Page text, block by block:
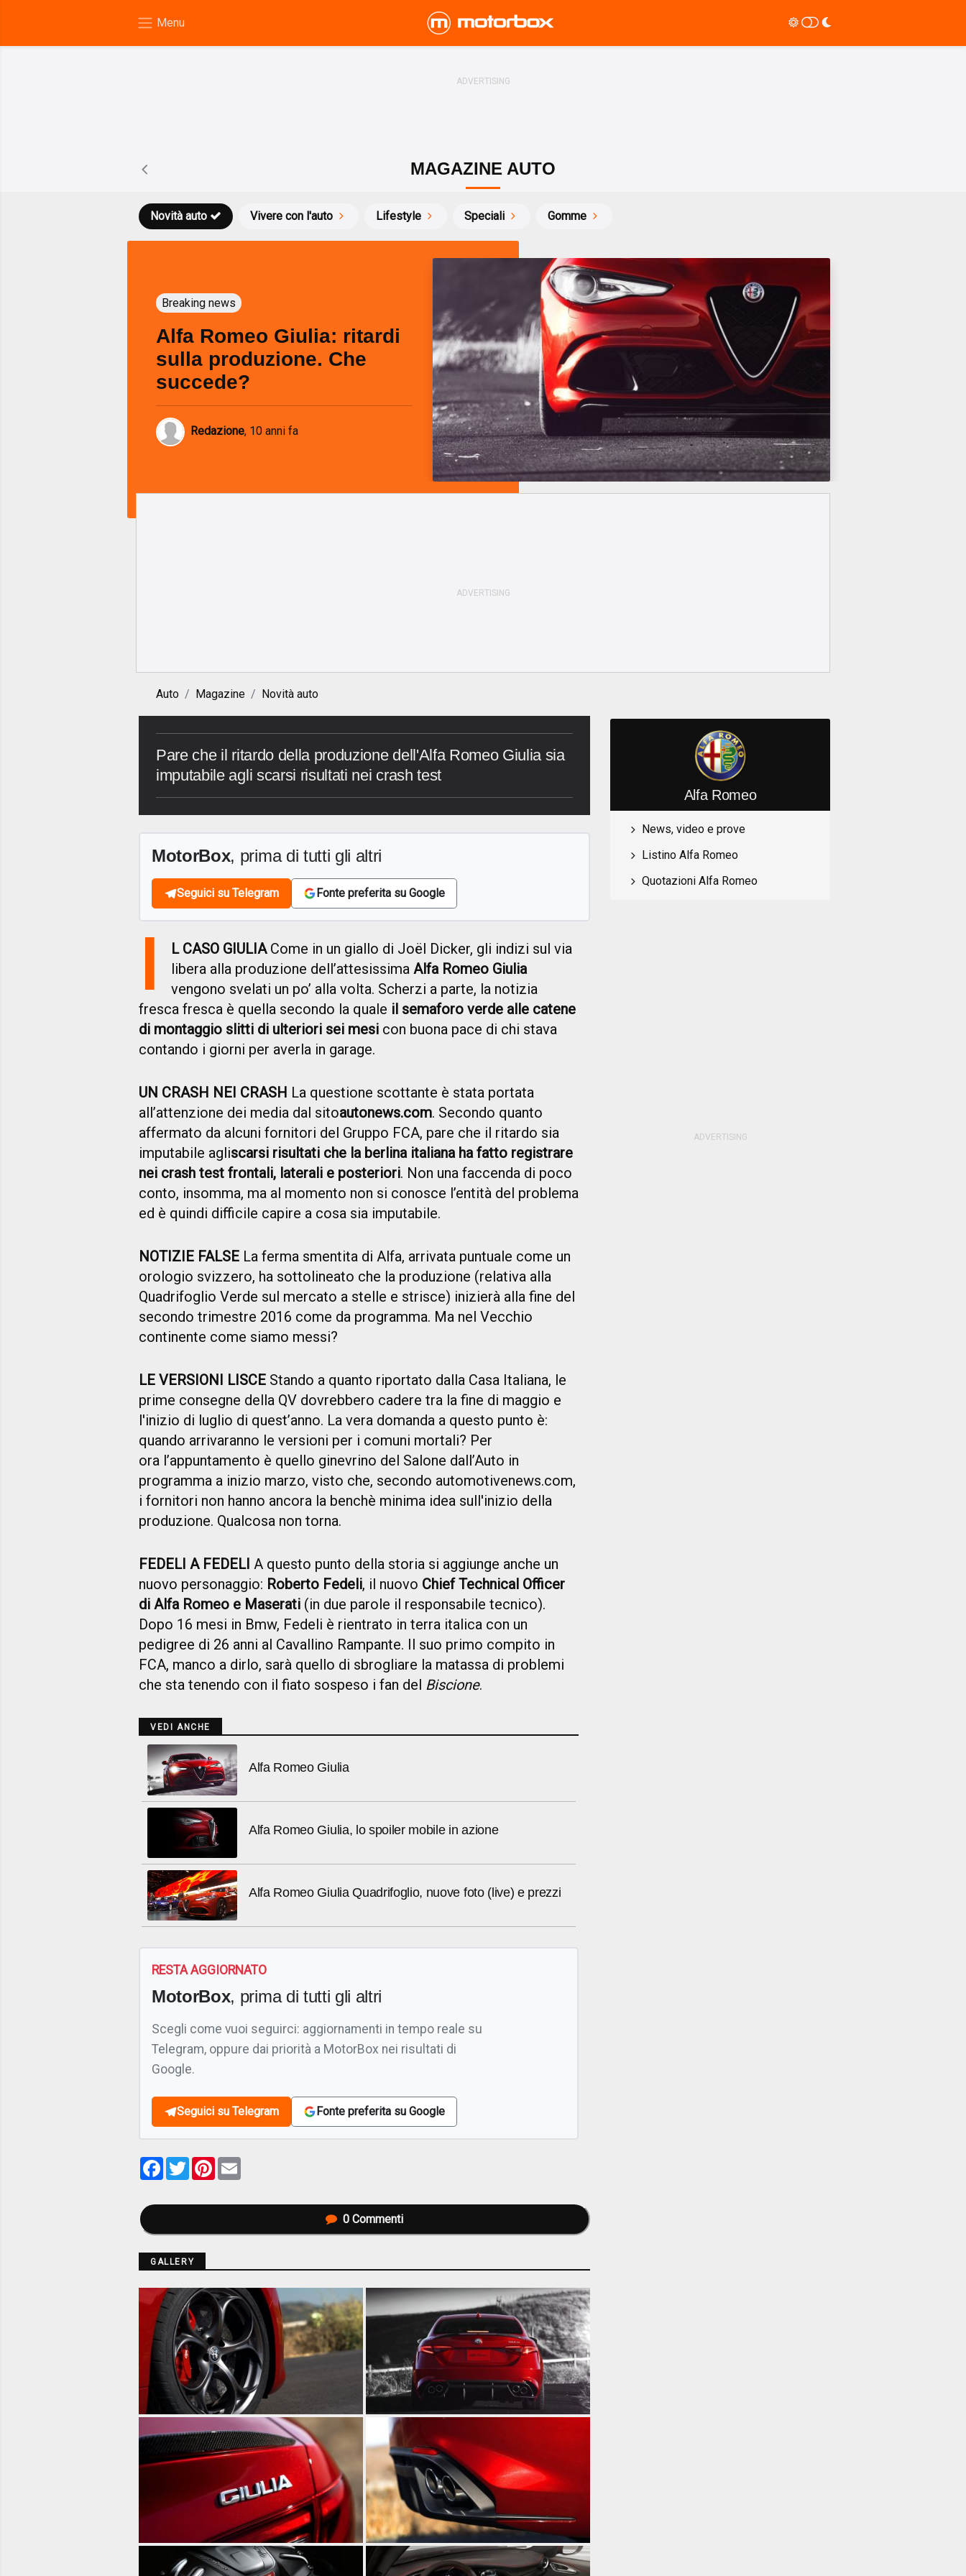
MAGAZINE AUTO
Novità auto Vivere con l'auto Lifestyle Speciali Gomme
Breaking news
Alfa Romeo Giulia: ritardi
sulla produzione. Che
succede?
Redazione, 10 anni fa
Auto Magazine Novità auto
Pare che il ritardo della produzione dell'Alfa Romeo Giulia sia
imputabile agli scarsi risultati nei crash test
MotorBox, prima di tutti gli altri
Seguici su Telegram Fonte preferita su Google
L CASO GIULIACome in un giallo di Joël Dicker, gli indizi sul via
libera alla produzione dell’attesissimaAlfa Romeo Giulia
vengono svelati un po’ alla volta. Scherzi a parte, la notizia
fresca fresca è quella secondo la quale il semaforo verde alle catene
di montaggio slitti di ulteriori sei mesi con buona pace di chi stava
contando i giorni per averla in garage.
UN CRASH NEI CRASH La questione scottante è stata portata
all’attenzione dei media dal sitoautonews.com. Secondo quanto
affermato da alcuni fornitori del Gruppo FCA, pare che il ritardo sia
imputabile agliscarsi risultati che la berlina italiana ha fatto registrare
nei crash test frontali, laterali e posteriori. Non una faccenda di poco
conto, insomma, ma al momento non si conosce l’entità del problema
ed è quindi difficile capire a cosa sia imputabile.
NOTIZIE FALSE La ferma smentita di Alfa, arrivata puntuale come un
orologio svizzero, ha sottolineato che la produzione (relativa alla
Quadrifoglio Verde sul mercato a stelle e strisce) inizierà alla fine del
secondo trimestre 2016 come da programma. Ma nel Vecchio
continente come siamo messi?
LE VERSIONI LISCE Stando a quanto riportato dalla Casa Italiana, le
prime consegne della QV dovrebbero cadere tra la fine di maggio e
l'inizio di luglio di quest’anno. La vera domanda a questo punto è:
quando arrivaranno le versioni per i comuni mortali? Per
ora l’appuntamento è quello ginevrino del Salone dall’Auto in
programma a inizio marzo, visto che, secondo automotivenews.com,
i fornitori non hanno ancora la benchè minima idea sull'inizio della
produzione. Qualcosa non torna.
FEDELI A FEDELI A questo punto della storia si aggiunge anche un
nuovo personaggio: Roberto Fedeli, il nuovo Chief Technical Officer
di Alfa Romeo e Maserati (in due parole il responsabile tecnico).
Dopo 16 mesi in Bmw, Fedeli è rientrato in terra italica con un
pedigree di 26 anni al Cavallino Rampante. Il suo primo compito in
FCA, manco a dirlo, sarà quello di sbrogliare la matassa di problemi
che sta tenendo con il fiato sospeso i fan del Biscione.
VEDI ANCHE
Alfa Romeo Giulia
Alfa Romeo Giulia, lo spoiler mobile in azione
Alfa Romeo Giulia Quadrifoglio, nuove foto (live) e prezzi
RESTA AGGIORNATO
MotorBox, prima di tutti gli altri
Scegli come vuoi seguirci: aggiornamenti in tempo reale su
Telegram, oppure dai priorità a MotorBox nei risultati di
Google.
Seguici su Telegram Fonte preferita su Google
Facebook
TwitterPinterest
0 Commenti
GALLERY
Alfa Romeo
News, video e prove
Listino Alfa Romeo
Quotazioni Alfa Romeo